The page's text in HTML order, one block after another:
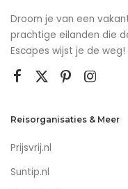
Droom je van een
prachtige eilanden die
Escapes wijst je de weg!
Reisorganisaties & Meer
Prijsvrij.nl
Suntip.nl